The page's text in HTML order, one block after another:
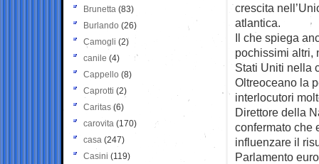
crescita
atlantica.
Il che spiega
pochissimi altri,
Stati Uniti nella
Oltreoceano la
interlocutori
Direttore della
confermato che
influenzare il
Parlamento
Brunetta (83)
Burlando (26)
Camogli (2)
canile (4)
Cappello (8)
Caprotti (2)
Caritas (6)
carovita (170)
casa (247)
Casini (119)